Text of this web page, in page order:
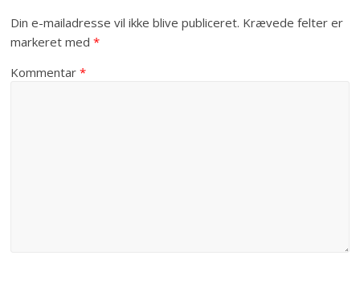
Din e-mailadresse vil ikke blive publiceret. Krævede felter er
markeret med*
Kommentar*